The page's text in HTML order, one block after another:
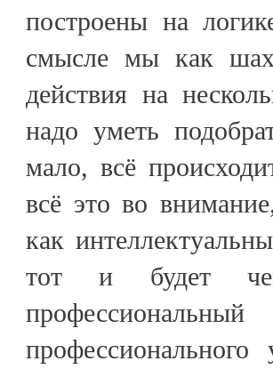
построены на
смысле мы как
действия на
надо уметь
мало, всё
всё это во
как
тот и будет